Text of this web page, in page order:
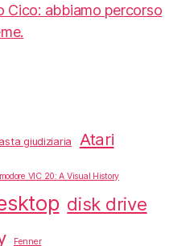
Cico: abbiamo percorso
asta giudiziaria Atari
VIC 20: A Visual History
disk drive
Fenner